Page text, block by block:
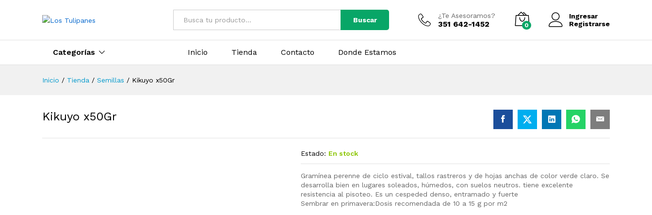
Todo Buscar
¿Te Asesoramos?
351 642-1452 0
Ingresar
Registrarse
Categorías Inicio Tienda Contacto Donde Estamos
Inicio / Tienda / Semillas / Kikuyo x50Gr
Kikuyo x50Gr
Estado: En stock
Gramínea perenne de ciclo estival, tallos rastreros y de hojas anchas de color verde claro. Se
desarrolla bien en lugares soleados, húmedos, con suelos neutros. tiene excelente
resistencia al pisoteo. Es un cespeded denso, entramado y fuerte
Sembrar en primavera:Dosis recomendada de 10 a 15 g por m2